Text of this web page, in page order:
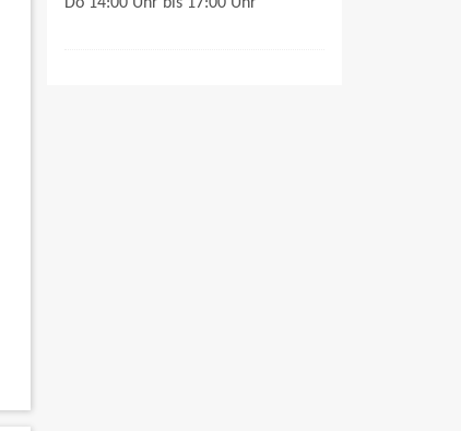
Do 14:00 Uhr bis 17:00 Uhr